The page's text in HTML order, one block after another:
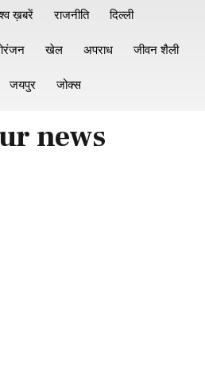
ख़बरें राजनीति दिल्ली
खेल अपराध जीवन शैली
जयपुर जोक्स
news